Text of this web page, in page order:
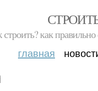
строить? как
главная